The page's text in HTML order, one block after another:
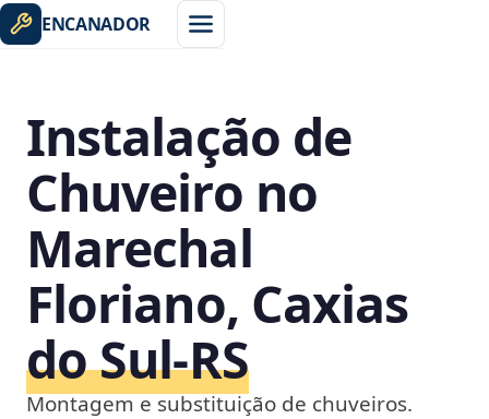
ENCANADOR
Instalação de
Chuveiro no
Marechal
Floriano, Caxias
do Sul‑RS
Montagem e substituição de chuveiros.